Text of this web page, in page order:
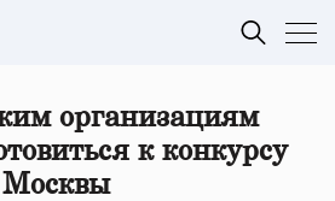
организациям
к конкурсу
Москвы